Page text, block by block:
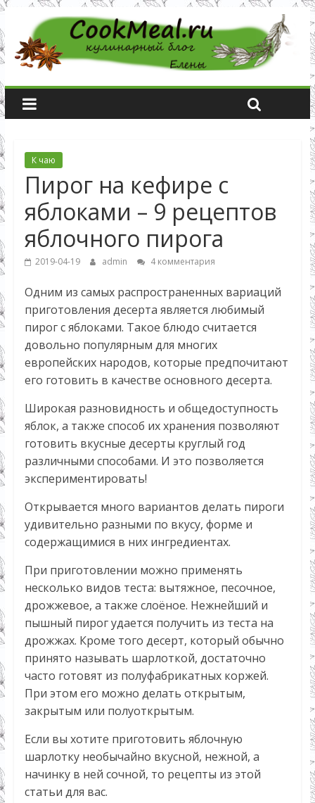
К чаю
Пирог на кефире с
яблоками – 9 рецептов
яблочного пирога
2019-04-19 admin 4 комментария
Одним из самых распространенных вариаций
приготовления десерта является любимый
пирог с яблоками. Такое блюдо считается
довольно популярным для многих
европейских народов, которые предпочитают
его готовить в качестве основного десерта.
Широкая разновидность и общедоступность
яблок, а также способ их хранения позволяют
готовить вкусные десерты круглый год
различными способами. И это позволяется
экспериментировать!
Открывается много вариантов делать пироги
удивительно разными по вкусу, форме и
содержащимися в них ингредиентах.
При приготовлении можно применять
несколько видов теста: вытяжное, песочное,
дрожжевое, а также слоёное. Нежнейший и
пышный пирог удается получить из теста на
дрожжах. Кроме того десерт, который обычно
принято называть шарлоткой, достаточно
часто готовят из полуфабрикатных коржей.
При этом его можно делать открытым,
закрытым или полуоткрытым.
Если вы хотите приготовить яблочную
шарлотку необычайно вкусной, нежной, а
начинку в ней сочной, то рецепты из этой
статьи для вас.